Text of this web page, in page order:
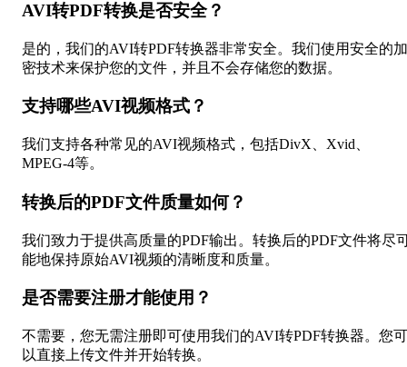
AVI转PDF转换是否安全？
是的，我们的AVI转PDF转换器非常安全。我们使用安全的加
密技术来保护您的文件，并且不会存储您的数据。
支持哪些AVI视频格式？
我们支持各种常见的AVI视频格式，包括DivX、Xvid、
MPEG-4等。
转换后的PDF文件质量如何？
我们致力于提供高质量的PDF输出。转换后的PDF文件将尽
能地保持原始AVI视频的清晰度和质量。
是否需要注册才能使用？
不需要，您无需注册即可使用我们的AVI转PDF转换器。您可
以直接上传文件并开始转换。